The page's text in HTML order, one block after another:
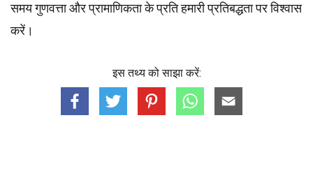
समय गुणवत्ता और प्रामाणिकता के प्रति हमारी प्रतिबद्धता पर विश्वास
करें।
इस तथ्य को साझा करें: